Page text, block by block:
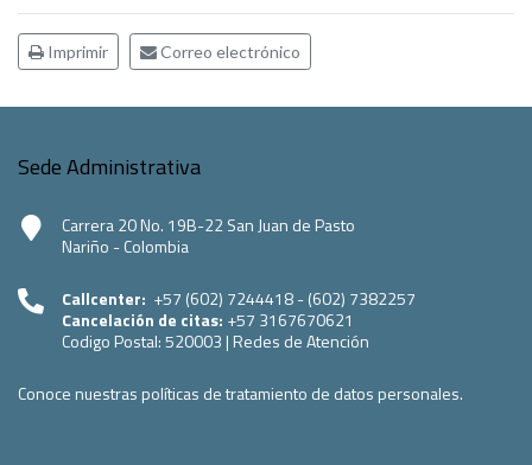
Imprimir Correo electrónico
Sede Administrativa
Carrera 20 No. 19B-22 San Juan de Pasto
Nariño - Colombia
Callcenter: +57 (602) 7244418 - (602) 7382257
Cancelación de citas: +57 3167670621
Codigo Postal:520003 | Redes de Atención
Conoce nuestras políticas de tratamiento de datos personales.